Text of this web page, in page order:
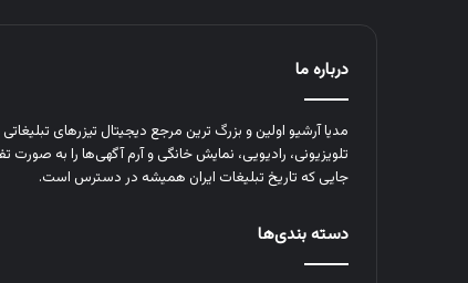
درباره ما
مدیا آرشیو اولین و بزرگ‌ ترین مرجع دیجیتال تیزرهای
تلویزیونی، رادیویی، نمایش خانگی و آرم‌ آگهی‌ها را به‌ صورت
جایی که تاریخ تبلیغات ایران همیشه در دسترس است.
دسته بندی‌ها